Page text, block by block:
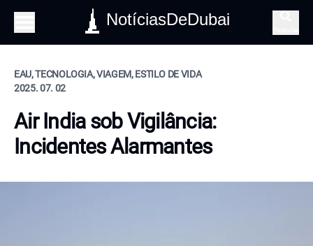
NotíciasDeDubai
EAU, TECNOLOGIA, VIAGEM, ESTILO DE VIDA
2025. 07. 02
Air India sob Vigilância:
Incidentes Alarmantes